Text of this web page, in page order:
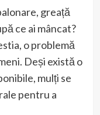
greață
ce ai mâncat?
o problemă
Deși există o
mulți se
pentru a